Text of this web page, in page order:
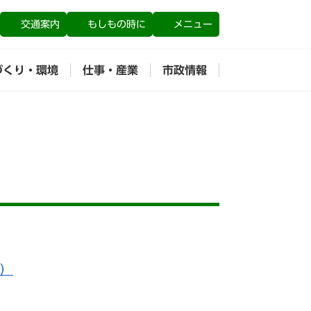
交通案内 もしもの時に メニュー
くり・環境 仕事・産業 市政情報